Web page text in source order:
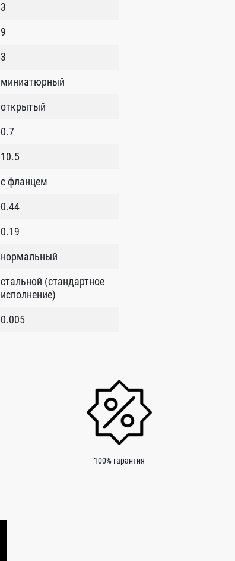
3
9
3
миниатюрный
открытый
0.7
10.5
с фланцем
0.44
0.19
нормальный
стальной (стандартное
исполнение)
0.005
100% гарантия